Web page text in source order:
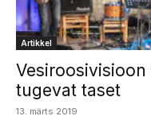
Artikkel
tugevat taset
13. märts 2019